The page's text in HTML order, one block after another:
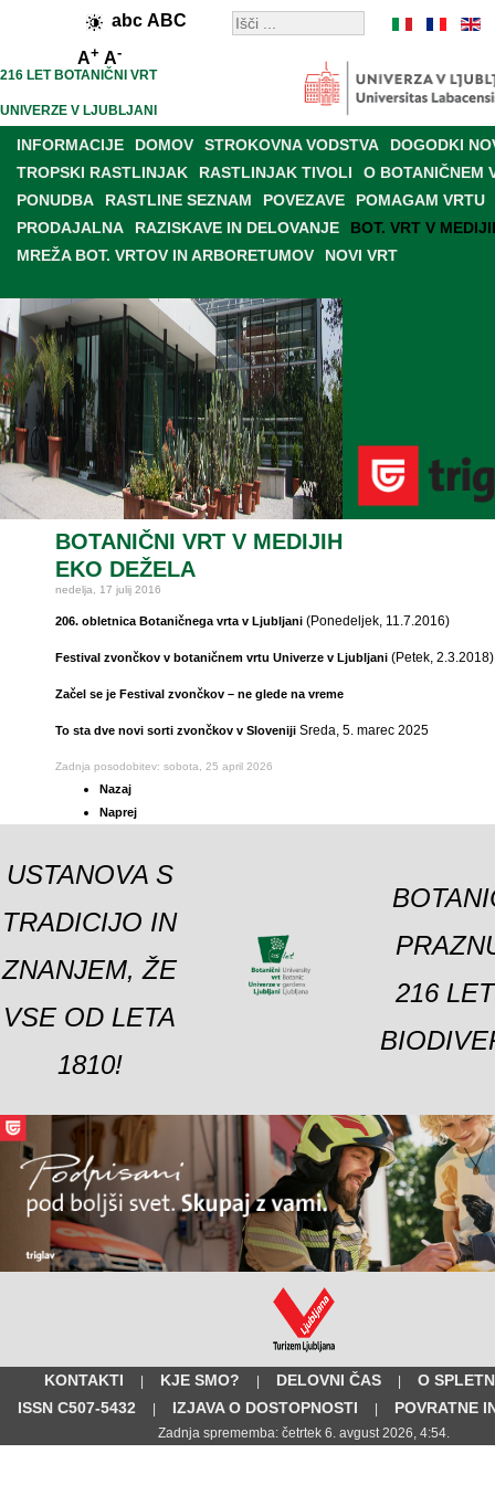
abc ABC
A+ A-
216 LET BOTANIČNI VRT
UNIVERZE V LJUBLJANI
INFORMACIJE DOMOV STROKOVNA VODSTVA
DOGODKI
TROPSKI RASTLINJAK
RASTLINJAK TIVOLI
O BOTANIČNEM
PONUDBA
RASTLINE SEZNAM POVEZAVE
POMAGAM VRTU
PRODAJALNA
RAZISKAVE IN DELOVANJE
BOT. VRT V
MREŽA BOT. VRTOV IN ARBORETUMOV
NOVI VRT
BOTANIČNI VRT V MEDIJIH
EKO DEŽELA
nedelja, 17 julij 2016
206. obletnica Botaničnega vrta v Ljubljani (Ponedeljek, 11.7.2016)
Festival zvončkov v botaničnem vrtu Univerze v Ljubljani (Petek, 2.3.2018)
Začel se je Festival zvončkov – ne glede na vreme
To sta dve novi sorti zvončkov v Sloveniji Sreda, 5. marec 2025
Zadnja posodobitev: sobota, 25 april 2026
Nazaj
Naprej
USTANOVA S
TRADICIJO IN
ZNANJEM, ŽE
VSE OD LETA
1810!
216
KONTAKTI | KJE SMO? | DELOVNI ČAS |
O
ISSN C507-5432
| IZJAVA O DOSTOPNOSTI | POVRATNE
Zadnja sprememba: četrtek 6. avgust 2026, 4:54.